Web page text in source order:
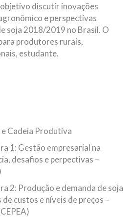
discutir inovações
e perspectivas
soja 2018/2019 no Brasil. O
produtores rurais,
estudante.
Cadeia Produtiva
1: Gestão empresarial na
desafios e perpectivas –
2: Produção e demanda de soja
custos e níveis de preços –